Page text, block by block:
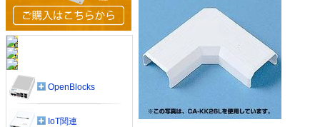
OpenBlocks
IoT関連